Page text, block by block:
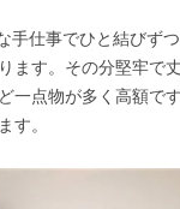
手仕事でひと結びず
ます。その分堅牢で
一点物が多く高額で
す。